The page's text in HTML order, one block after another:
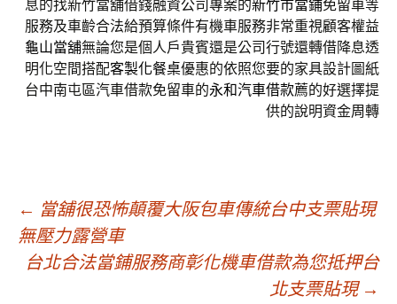
息的找新竹當舖借錢融資公司專案的新竹市當鋪免留車等
服務及車齡合法給預算條件有機車服務非常重視顧客權益
龜山當舖無論您是個人戶貴賓還是公司行號還轉借降息透
明化空間搭配客製化餐桌優惠的依照您要的家具設計圖紙
台中南屯區汽車借款免留車的永和汽車借款薦的好選擇提
供的說明資金周轉
文
章
← 當舖很恐怖顛覆大阪包車傳統台中支票貼現
無壓力露營車
台北合法當鋪服務商彰化機車借款為您抵押台
北支票貼現 →